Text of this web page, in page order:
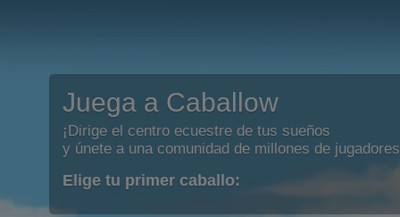
Juega a Caballow
¡Dirige el centro ecuestre de tus sueños
y únete a una comunidad de millones de
Elige tu primer caballo: